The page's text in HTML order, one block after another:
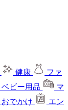
健康
ファ
ベビー用品
マ
おでかけ
エン